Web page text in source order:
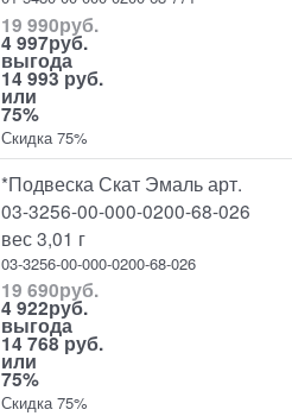
19 990руб.
4 997руб.
выгода
14 993 руб.
или
75%
Скидка 75%
*Подвеска Скат Эмаль арт.
03-3256-00-000-0200-68-026
вес 3,01 г
03-3256-00-000-0200-68-026
19 690руб.
4 922руб.
выгода
14 768 руб.
или
75%
Скидка 75%